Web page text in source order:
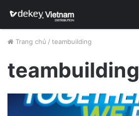
Trang chủ / teambuilding
teambuilding